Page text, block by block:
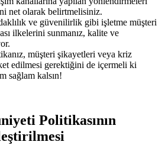
net olarak belirtmelisiniz.
ve güvenilirlik gibi işletme müşteri
ilkelerini sunmanız, kalite ve
müşteri şikayetleri veya kriz
edilmesi gerektiğini de içermeli ki
sağlam kalsın!
Politikasının